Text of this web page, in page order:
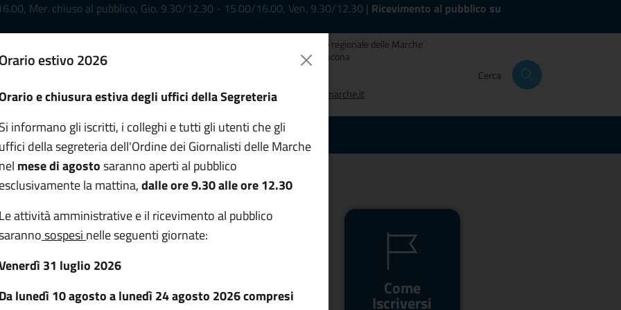
Mer. chiuso al pubblico, Gio. 9.30/12.30 - 15.00/16.00, Ven. 9.30/12.30 | Ricevimento al pubblico su
Ordine dei Giornalisti - Consiglio regionale delle Marche
Corso Garibaldi, 101 - 60121 Ancona
pec: ordinegiornalisti@pec.odg.marche.it
Cerca
di disciplina Norme Contatti
Marche
Albo
Eventi
Formativi
Come
Iscriversi
Orario estivo 2026
e chiusura estiva degli uffici della Segreteria
Si informano gli iscritti, i colleghi e tutti gli utenti che gli
uffici della segreteria dell'Ordine dei Giornalisti delle Marche
nel mese di agostosaranno aperti al pubblico
esclusivamente la mattina,dalle ore 9.30 alle ore 12.30
Le attività amministrative e il ricevimento al pubblico
sospesi nelle seguenti giornate:
31 luglio 2026
Da lunedì 10 agosto a lunedì 24 agosto 2026 compresi